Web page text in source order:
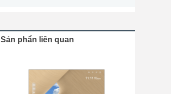
Sản phẩn liên quan